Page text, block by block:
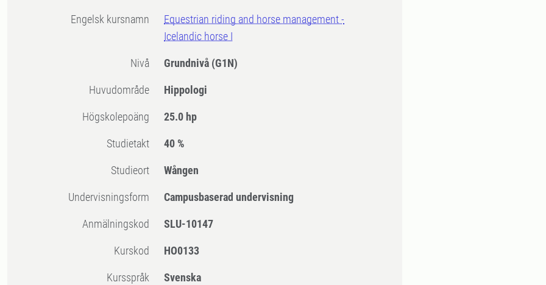
Engelsk kursnamn
Equestrian riding and horse management -
Icelandic horse I
Nivå Grundnivå (G1N)
Huvudområde Hippologi
högskolepoäng 25.0 hp
Studietakt 40 %
Studieort Wången
Undervisningsform Campusbaserad undervisning
Anmälningskod SLU-10147
Kurskod HO0133
Kursspråk Svenska